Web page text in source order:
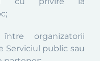
organizatorii
Serviciul public sau